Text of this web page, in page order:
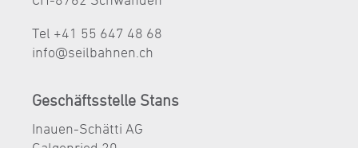
Tel +41 55 647 48 68
nf
s lb hn n ch
Geschäftsstelle Stans
Inauen-Schätti AG